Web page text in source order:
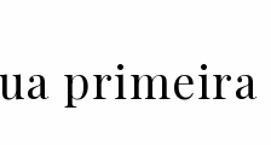
primeira